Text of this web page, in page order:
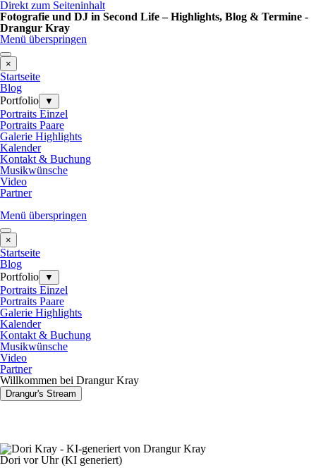
Direkt zum Seiteninhalt
Fotografie und DJ in Second Life – Highlights, Blog & Termine -
Drangur Kray
Menü überspringen
×
Startseite
Blog
Portfolio
▼
Portraits Einzel
Portraits Paare
Galerie Highlights
Kalender
Kontakt & Buchung
Musikwünsche
Video
Partner
Menü überspringen
×
Startseite
Blog
Portfolio
▼
Portraits Einzel
Portraits Paare
Galerie Highlights
Kalender
Kontakt & Buchung
Musikwünsche
Video
Partner
Willkommen bei Drangur Kray
Drangur's Stream
Dori vor Uhr (KI generiert)